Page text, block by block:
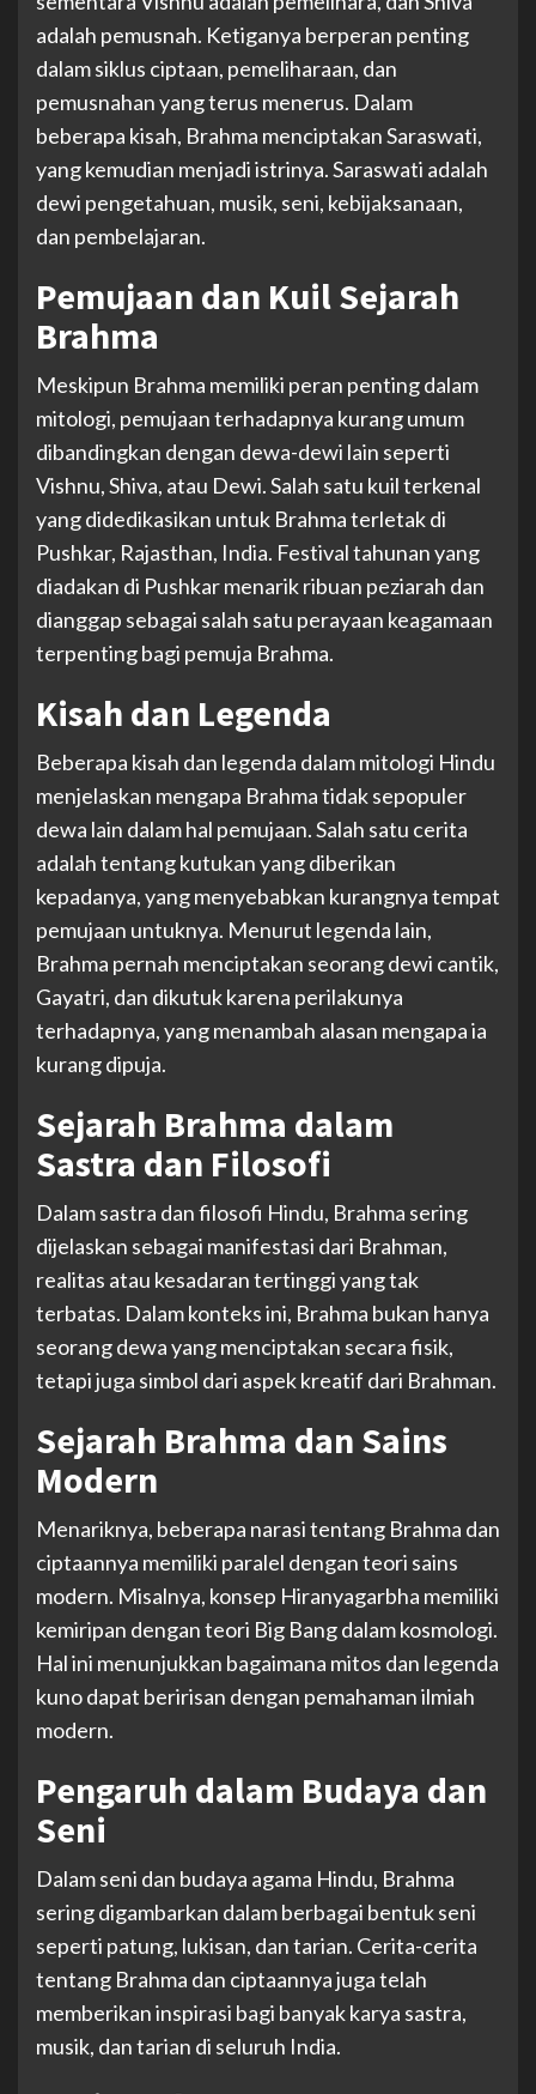
adalah pemusnah. Ketiganya berperan penting
dalam siklus ciptaan, pemeliharaan, dan
pemusnahan yang terus menerus. Dalam
beberapa kisah, Brahma menciptakan Saraswati,
yang kemudian menjadi istrinya. Saraswati adalah
dewi pengetahuan, musik, seni, kebijaksanaan,
dan pembelajaran.
Pemujaan dan Kuil Sejarah
Brahma
Meskipun Brahma memiliki peran penting dalam
mitologi, pemujaan terhadapnya kurang umum
dibandingkan dengan dewa-dewi lain seperti
Vishnu, Shiva, atau Dewi. Salah satu kuil terkenal
yang didedikasikan untuk Brahma terletak di
Pushkar, Rajasthan, India. Festival tahunan yang
diadakan di Pushkar menarik ribuan peziarah dan
dianggap sebagai salah satu perayaan keagamaan
terpenting bagi pemuja Brahma.
Kisah dan Legenda
Beberapa kisah dan legenda dalam mitologi Hindu
menjelaskan mengapa Brahma tidak sepopuler
dewa lain dalam hal pemujaan. Salah satu cerita
adalah tentang kutukan yang diberikan
kepadanya, yang menyebabkan kurangnya tempat
pemujaan untuknya. Menurut legenda lain,
Brahma pernah menciptakan seorang dewi cantik,
Gayatri, dan dikutuk karena perilakunya
terhadapnya, yang menambah alasan mengapa ia
kurang dipuja.
Sejarah Brahma dalam
Sastra dan Filosofi
Dalam sastra dan filosofi Hindu, Brahma sering
dijelaskan sebagai manifestasi dari Brahman,
realitas atau kesadaran tertinggi yang tak
terbatas. Dalam konteks ini, Brahma bukan hanya
seorang dewa yang menciptakan secara fisik,
tetapi juga simbol dari aspek kreatif dari Brahman.
Sejarah Brahma dan Sains
Modern
Menariknya, beberapa narasi tentang Brahma dan
ciptaannya memiliki paralel dengan teori sains
modern. Misalnya, konsep Hiranyagarbha memiliki
kemiripan dengan teori Big Bang dalam kosmologi.
Hal ini menunjukkan bagaimana mitos dan legenda
kuno dapat beririsan dengan pemahaman ilmiah
modern.
Pengaruh dalam Budaya dan
Seni
Dalam seni dan budaya agama Hindu, Brahma
sering digambarkan dalam berbagai bentuk seni
seperti patung, lukisan, dan tarian. Cerita-cerita
tentang Brahma dan ciptaannya juga telah
memberikan inspirasi bagi banyak karya sastra,
musik, dan tarian di seluruh India.